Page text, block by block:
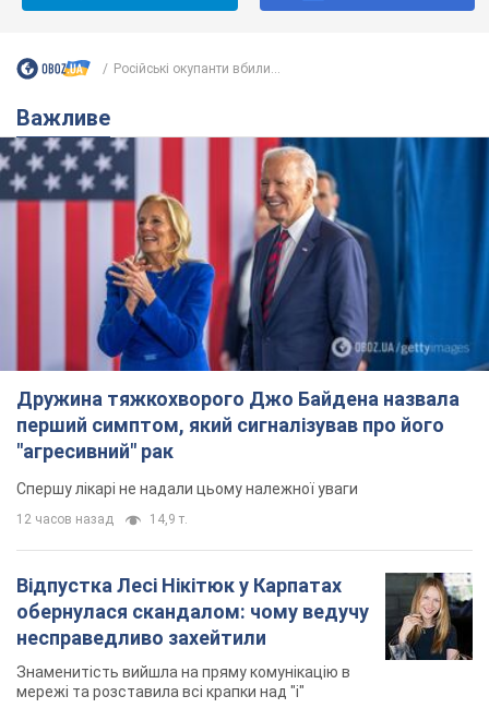
Російські окупанти вбили...
Важливе
Дружина тяжкохворого Джо Байдена назвала
перший симптом, який сигналізував про його
"агресивний" рак
Спершу лікарі не надали цьому належної уваги
12 часов назад 14,9 т.
Відпустка Лесі Нікітюк у Карпатах
обернулася скандалом: чому ведучу
несправедливо захейтили
Знаменитість вийшла на пряму комунікацію в
мережі та розставила всі крапки над "і"